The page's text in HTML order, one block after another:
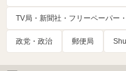
TV局・新聞社・フリーペーパー
政党・政治 郵便局